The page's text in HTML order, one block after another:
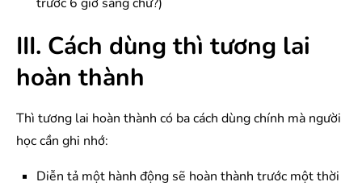
III. Cách dùng thì tương lai
hoàn thành
Thì tương lai hoàn thành có ba cách dùng chính mà người
học cần ghi nhớ:
Diễn tả một hành động sẽ hoàn thành trước một thời